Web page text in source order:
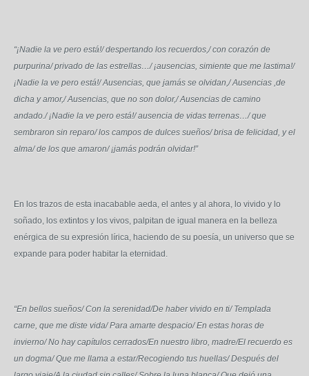
“¡Nadie la ve pero está!/ despertando los recuerdos,/ con corazón de
purpurina/ privado de las estrellas…/ ¡ausencias, simiente que me lastima!/
¡Nadie la ve pero está!/ Ausencias, que jamás se olvidan,/ Ausencias ,de
dicha y amor,/ Ausencias, que no son dolor,/ Ausencias de camino
andado./ ¡Nadie la ve pero está!/ ausencia de vidas terrenas…/ que
sembraron sin reparo/ los campos de dulces sueños/ brisa de felicidad, y el
alma/ de los que amaron/ ¡jamás podrán olvidar!”
En los trazos de esta inacabable aeda, el antes y al ahora, lo vivido y lo
soñado, los extintos y los vivos, palpitan de igual manera en la belleza
enérgica de su expresión lírica, haciendo de su poesía, un universo que se
expande para poder habitar la eternidad.
“En bellos sueños/ Con la serenidad/De haber vivido en ti/ Templada
carne, que me diste vida/ Para amarte despacio/ En estas horas de
invierno/ No hay capítulos cerrados/En nuestro libro, madre/El recuerdo es
un dogma/ Que me llama a estar/Recogiendo tus huellas/ Después del